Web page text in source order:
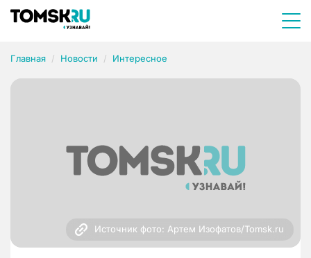
Главная Новости Интересное
Источник фото: Артем Изофатов/Tomsk.ru